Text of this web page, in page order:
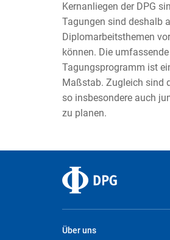
Kernanliegen der DPG
Tagungen sind deshalb
Diplomarbeitsthemen
können. Die
Tagungsprogramm ist
Maßstab. Zugleich sind
so insbesondere auch
zu planen.
Über uns